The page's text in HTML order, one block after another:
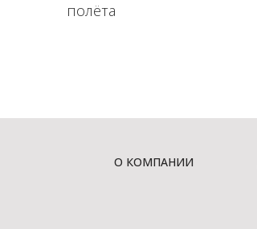
полёта
О КОМПАНИИ